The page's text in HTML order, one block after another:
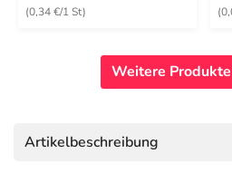
(0,34 €/1 St)
Weitere
Artikelbeschreibung